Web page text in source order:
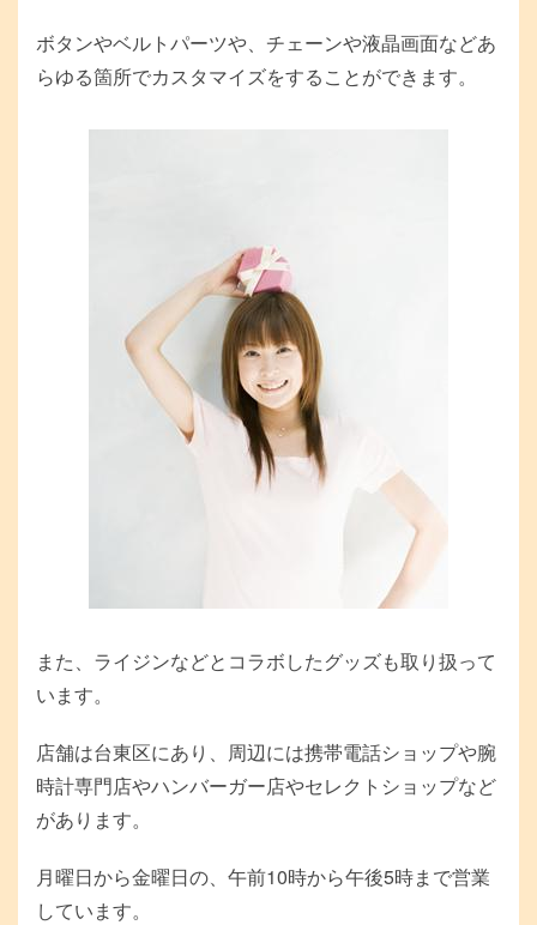
ボタンやベルトパーツや、チェーンや液晶画面などあ
らゆる箇所でカスタマイズをすることができます。
また、ライジンなどとコラボしたグッズも取り扱って
います。
店舗は台東区にあり、周辺には携帯電話ショップや腕
時計専門店やハンバーガー店やセレクトショップなど
があります。
月曜日から金曜日の、午前10時から午後5時まで営業
しています。